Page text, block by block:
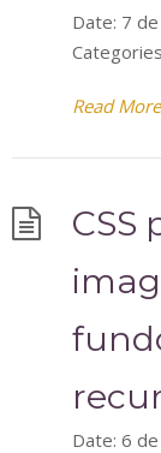
Date: 7
Read More
CSS
Date: 6